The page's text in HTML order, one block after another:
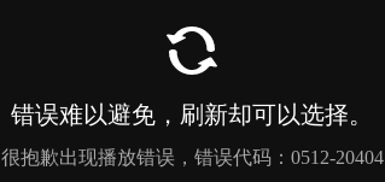
错误难以避免，刷新却可以选择。
很抱歉出现播放错误，错误代码：0512-20404